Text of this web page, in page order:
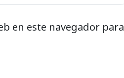
en este navegador para